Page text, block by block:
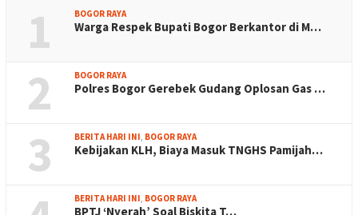
1 BOGOR RAYA
Warga Respek Bupati Bogor Berkantor di M…
2 BOGOR RAYA
Polres Bogor Gerebek Gudang Oplosan Gas …
3 BERITA HARI INI, BOGOR RAYA
Kebijakan KLH, Biaya Masuk TNGHS Pamijah…
BERITA HARI INI, BOGOR RAYA
BPTJ ‘Nyerah’ Soal Biskita T…